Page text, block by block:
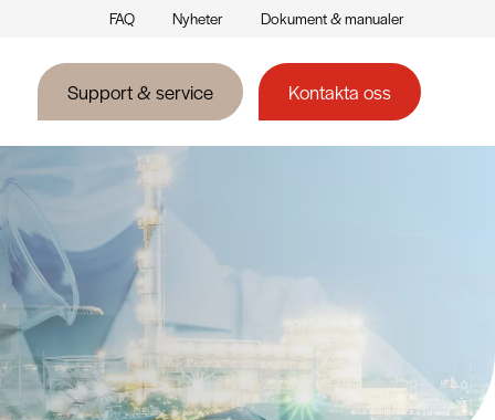
FAQ Nyheter Dokument & manualer
Support & service Kontakta oss